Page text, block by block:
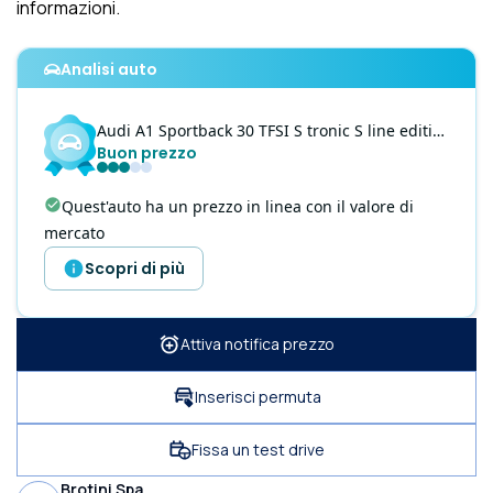
informazioni.
Analisi auto
Audi A1 Sportback 30 TFSI S tronic S line edition
Buon prezzo
Quest'auto ha un prezzo in linea con il valore di
mercato
Scopri di più
Attiva notifica prezzo
Inserisci permuta
Fissa un test drive